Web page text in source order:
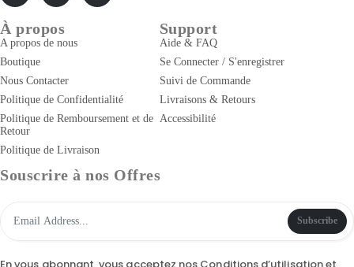
À propos
A propos de nous
Boutique
Nous Contacter
Politique de Confidentialité
Politique de Remboursement et de
Retour
Politique de Livraison
Support
Aide & FAQ
Se Connecter / S'enregistrer
Suivi de Commande
Livraisons & Retours
Accessibilité
Souscrire à nos Offres
Subscribe
En vous abonnant, vous acceptez nos Conditions d’utilisationet